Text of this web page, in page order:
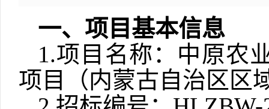
一、项目基本信息
1.项目名称： 中原农
项目（内蒙古自治区区